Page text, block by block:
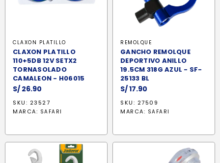
CLAXON PLATILLO
CLAXON PLATILLO
110+5DB 12V SETX2
TORNASOLADO
CAMALEON - H06015
S/ 26.90
SKU: 23527
MARCA: SAFARI
REMOLQUE
GANCHO REMOLQUE
DEPORTIVO ANILLO
19.5CM 318G AZUL - SF-
25133 BL
S/17.90
SKU: 27509
MARCA: SAFARI